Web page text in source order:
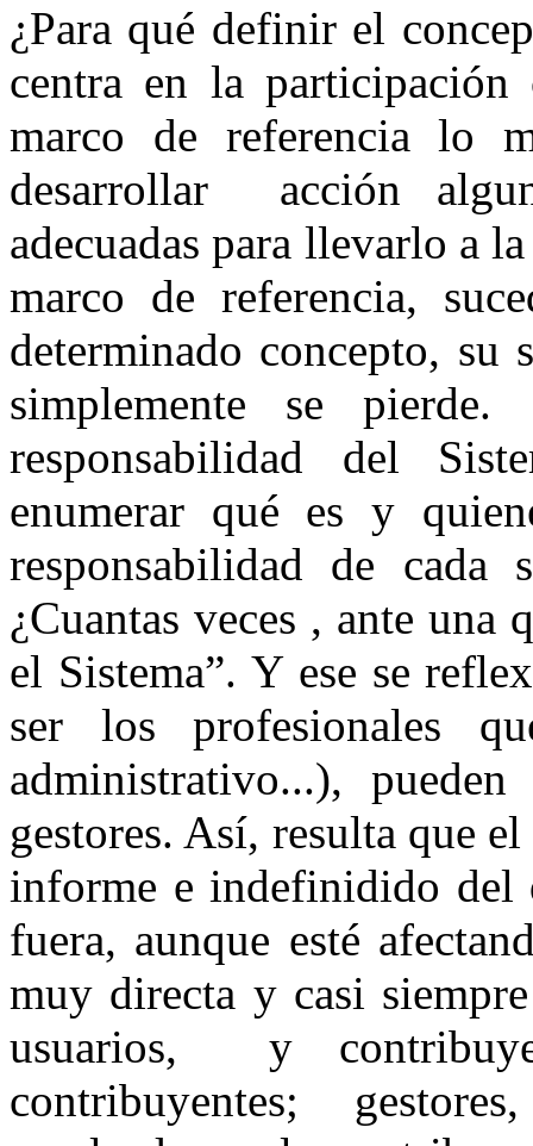
¿Para qué definir el
centra en la participación
marco de referencia lo
desarrollar acción
adecuadas para llevarlo a
marco de referencia,
determinado concepto,
simplemente se
responsabilidad del
enumerar qué es y
responsabilidad de cada
¿Cuantas veces , ante una
el Sistema”. Y ese se
ser los profesionales
administrativo...),
gestores. Así, resulta que
informe e indefinidido del
fuera, aunque esté
muy directa y casi
usuarios, y
contribuyentes;